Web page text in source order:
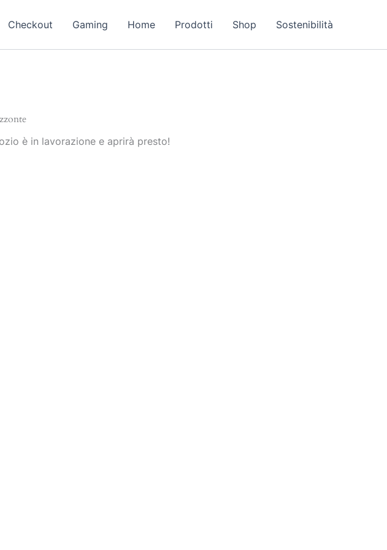
Checkout Gaming Home Prodotti Shop Sostenibilità
è in lavorazione e aprirà presto!